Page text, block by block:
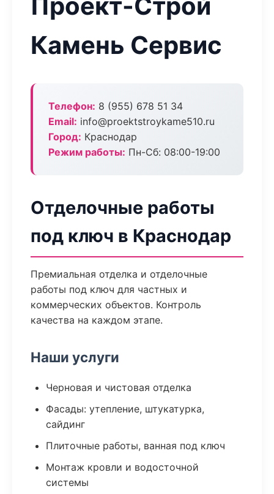
Камень Сервис
Телефон: 8 (955) 678 51 34
Email: info@proektstroykame510.ru
Город: Краснодар
Режим работы: Пн-Сб: 08:00-19:00
Отделочные работы
под ключ в Краснодар
Премиальная отделка и отделочные
работы под ключ для частных и
коммерческих объектов. Контроль
качества на каждом этапе.
Наши услуги
Черновая и чистовая отделка
Фасады: утепление, штукатурка,
сайдинг
Плиточные работы, ванная под ключ
Монтаж кровли и водосточной
системы